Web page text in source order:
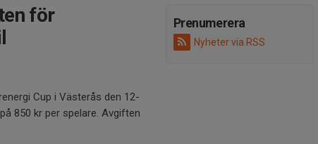
Prenumerera
Nyheter via RSS
för
Cup i Västerås den 12-
850 kr per spelare. Avgiften